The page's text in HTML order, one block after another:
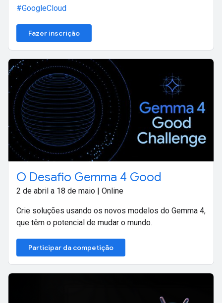
#GoogleCloud
Fazer inscrição
O Desafio Gemma 4 Good
2 de abril a 18 de maio | Online
Crie soluções usando os novos modelos do Gemma 4,
que têm o potencial de mudar o mundo.
Participar da competição